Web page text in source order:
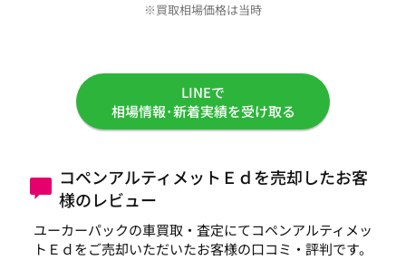
※買取相場価格は当時
LINEで
相場情報･新着実績を受け取る
コペンアルティメットＥｄを売却したお客
様のレビュー
ユーカーパックの車買取・査定にてコペンアルティメッ
トＥｄをご売却いただいたお客様の口コミ・評判です。